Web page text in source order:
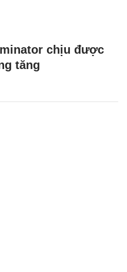
chịu được
tăng